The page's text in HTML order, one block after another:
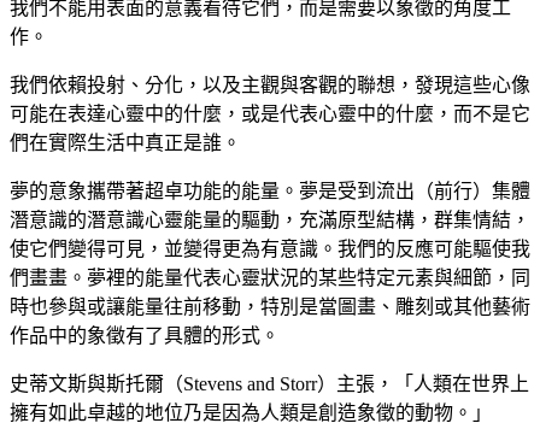
我們不能用表面的意義看待它們，而是需要以象徵的角度工
作。
我們依賴投射、分化，以及主觀與客觀的聯想，發現這些心像
可能在表達心靈中的什麼，或是代表心靈中的什麼，而不是它
們在實際生活中真正是誰。
夢的意象攜帶著超卓功能的能量。夢是受到流出（前行）集體
潛意識的潛意識心靈能量的驅動，充滿原型結構，群集情結，
使它們變得可見，並變得更為有意識。我們的反應可能驅使我
們畫畫。夢裡的能量代表心靈狀況的某些特定元素與細節，同
時也參與或讓能量往前移動，特別是當圖畫、雕刻或其他藝術
作品中的象徵有了具體的形式。
史蒂文斯與斯托爾（Stevens and Storr）主張，「人類在世界上
擁有如此卓越的地位乃是因為人類是創造象徵的動物。」